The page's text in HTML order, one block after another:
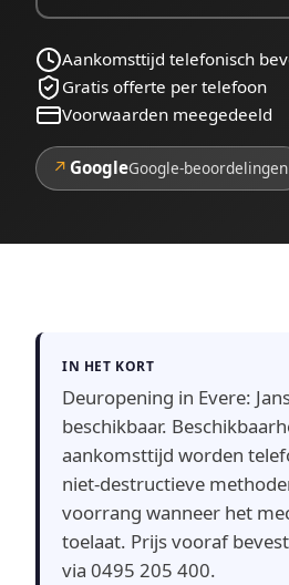
Aankomsttijd telefonisch
Gratis offerte per telefoon
Voorwaarden meegedeeld
↗ GoogleGoogle-beoordelingen
IN HET KORT
Deuropening in Evere:
beschikbaar.
aankomsttijd worden
niet-destructieve
voorrang wanneer het
toelaat. Prijs vooraf
via 0495 205 400.